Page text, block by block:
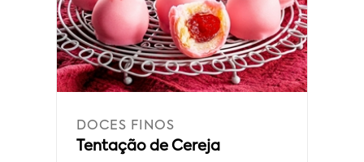
DOCES FINOS
Tentação de Cereja